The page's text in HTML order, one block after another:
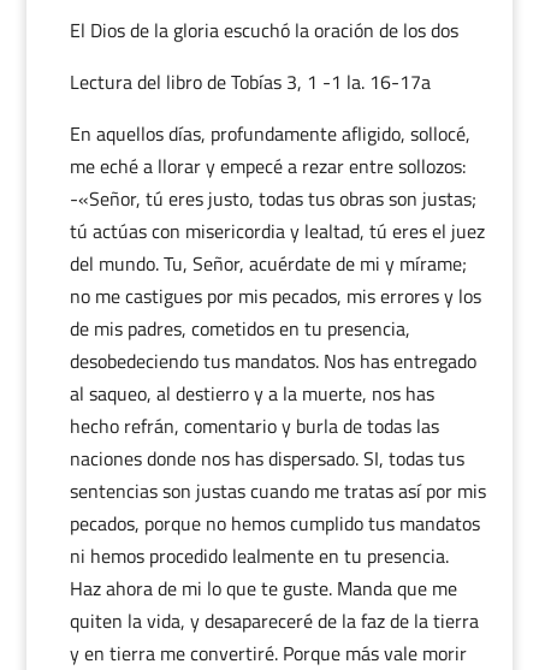
El Dios de la gloria escuchó la oración de los dos
Lectura del libro de Tobías 3, 1 -1 la. 16-17a
En aquellos días, profundamente afligido, sollocé,
me eché a llorar y empecé a rezar entre sollozos:
-«Señor, tú eres justo, todas tus obras son justas;
tú actúas con misericordia y lealtad, tú eres el juez
del mundo. Tu, Señor, acuérdate de mi y mírame;
no me castigues por mis pecados, mis errores y los
de mis padres, cometidos en tu presencia,
desobedeciendo tus mandatos. Nos has entregado
al saqueo, al destierro y a la muerte, nos has
hecho refrán, comentario y burla de todas las
naciones donde nos has dispersado. SI, todas tus
sentencias son justas cuando me tratas así por mis
pecados, porque no hemos cumplido tus mandatos
ni hemos procedido lealmente en tu presencia.
Haz ahora de mi lo que te guste. Manda que me
quiten la vida, y desapareceré de la faz de la tierra
y en tierra me convertiré. Porque más vale morir